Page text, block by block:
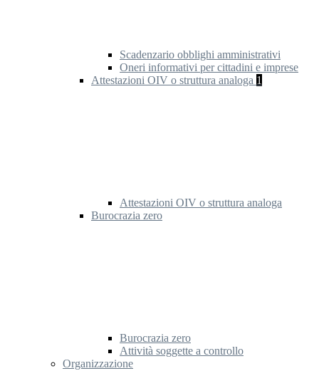
Scadenzario obblighi amministrativi
Oneri informativi per cittadini e imprese
Attestazioni OIV o struttura analoga 1
Attestazioni OIV o struttura analoga
Burocrazia zero
Burocrazia zero
Attività soggette a controllo
Organizzazione